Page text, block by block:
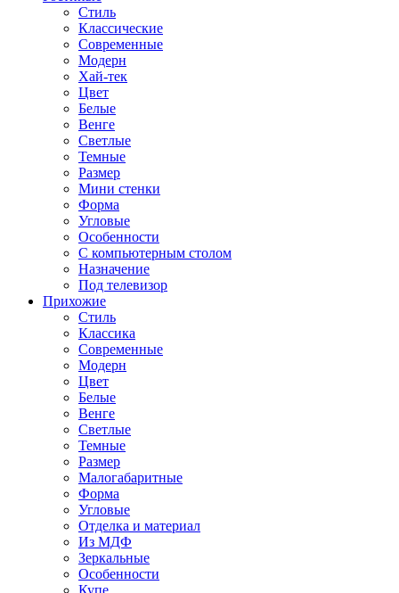
Стиль
Классические
Современные
Модерн
Хай-тек
Цвет
Белые
Венге
Светлые
Темные
Размер
Мини стенки
Форма
Угловые
Особенности
С компьютерным столом
Назначение
Под телевизор
Прихожие
Стиль
Классика
Современные
Модерн
Цвет
Белые
Венге
Светлые
Темные
Размер
Малогабаритные
Форма
Угловые
Отделка и материал
Из МДФ
Зеркальные
Особенности
Купе